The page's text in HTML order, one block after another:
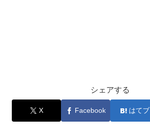
シェアする
X Facebook はてブ